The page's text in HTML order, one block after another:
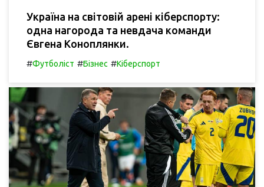
Україна на світовій арені кіберспорту:
одна нагорода та невдача команди
Євгена Коноплянки.
#Футболіст #Бізнес #Кіберспорт